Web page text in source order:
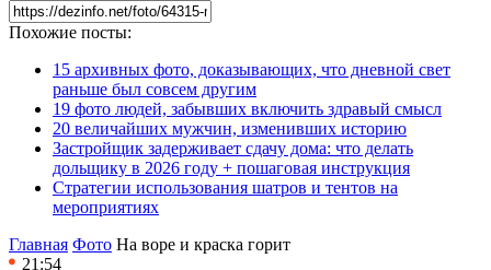
Похожие посты:
15 архивных фото, доказывающих, что дневной свет
раньше был совсем другим
19 фото людей, забывших включить здравый смысл
20 величайших мужчин, изменивших историю
Застройщик задерживает сдачу дома: что делать
дольщику в 2026 году + пошаговая инструкция
Стратегии использования шатров и тентов на
мероприятиях
Главная Фото На воре и краска горит
21:54